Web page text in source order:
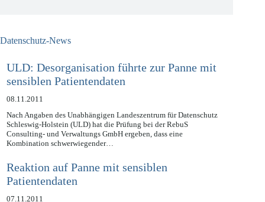
ULD: Desorganisation führte zur Panne mit
sensiblen Patientendaten
08.11.2011
Nach Angaben des Unabhängigen Landeszentrum für Datenschutz
Schleswig-Holstein (ULD) hat die Prüfung bei der RebuS
Consulting- und Verwaltungs GmbH ergeben, dass eine
Reaktion auf Panne mit sensiblen
Patientendaten